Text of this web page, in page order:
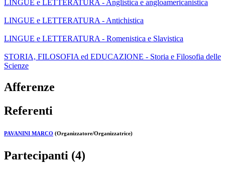
LINGUE e LETTERATURA - Anglistica e angloamericanistica
LINGUE e LETTERATURA - Antichistica
LINGUE e LETTERATURA - Romenistica e Slavistica
STORIA, FILOSOFIA ed EDUCAZIONE - Storia e Filosofia delle
Scienze
Afferenze
Referenti
PAVANINI MARCO (Organizzatore/Organizzatrice)
Partecipanti (4)